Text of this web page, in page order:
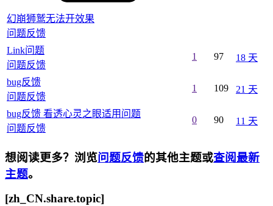
幻崩狮鹫无法开效果
问题反馈
Link问题
问题反馈
1 97 18 天
bug反馈
问题反馈
1 109 21 天
bug反馈 看透心灵之眼适用问题
问题反馈
0 90 11 天
想阅读更多？浏览问题反馈的其他主题或查阅最新
主题。
[zh_CN.share.topic]